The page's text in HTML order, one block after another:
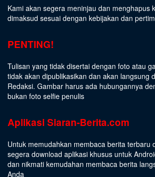
Kami akan segera meninjau dan menghapus
dimaksud sesuai dengan kebijakan dan
PENTING!
Tulisan yang tidak disertai dengan foto atau
tidak akan dipublikasikan dan akan langsung
Redaksi. Gambar harus ada hubungannya
bukan foto selfie penulis
Aplikasi Siaran-Berita.com
Untuk memudahkan membaca berita terbaru
segera download aplikasi khusus untuk
dan nikmati kemudahan membaca berita
Anda